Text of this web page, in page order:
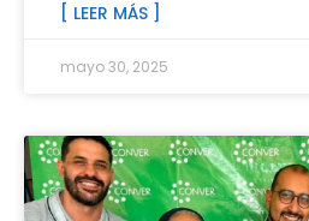
[ LEER MÁS ]
mayo 30, 2025